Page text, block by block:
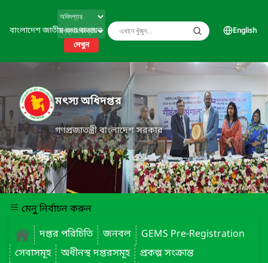
বাংলাদেশ জাতীয় তথ্য বাতায়ন
দেখুন
English
মৎস্য অধিদপ্তর
গণপ্রজাতন্ত্রী বাংলাদেশ সরকার
মেনু নির্বাচন করুন
দপ্তর পরিচিতি
জনবল
GEMS Pre-Registration
সেবাসমূহ
অধীনস্থ দপ্তরসমূহ
প্রকল্প সংক্রান্ত